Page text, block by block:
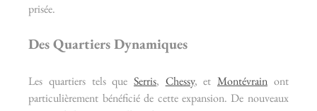
prisée.
Des Quartiers Dynamiques
Les quartiers tels que Serris, Chessy, et Montévrain ont
particulièrement bénéficié de cette expansion. De nouveaux